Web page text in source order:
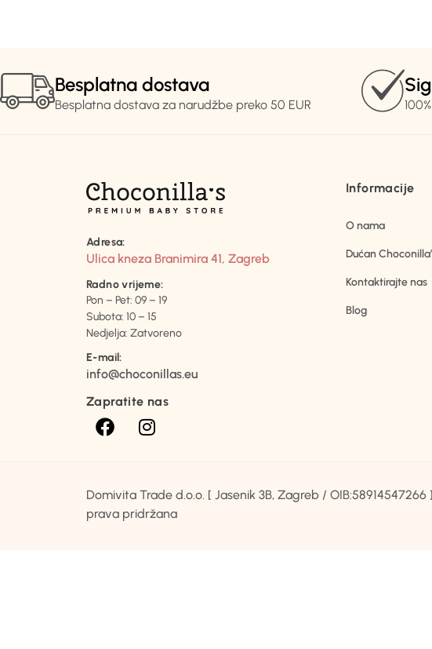
Besplatna dostava
Besplatna dostava za narudžbe preko 50 EUR
Adresa:
Ulica kneza Branimira 41, Zagreb
Radno vrijeme:
Pon – Pet: 09 – 19
Subota: 10 – 15
Nedjelja: Zatvoreno
E-mail:
info@choconillas.eu
Zapratite nas
Informacije
O nama
Dućan
Kontaktirajte nas
Blog
Domivita Trade d.o.o. [ Jasenik 3B, Zagreb /
prava pridržana